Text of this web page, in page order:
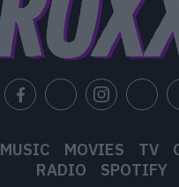
MUSIC MOVIES TV
RADIO
SPOTIFY